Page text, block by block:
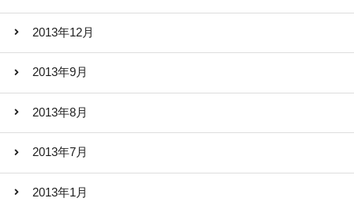
2013年12月
2013年9月
2013年8月
2013年7月
2013年1月